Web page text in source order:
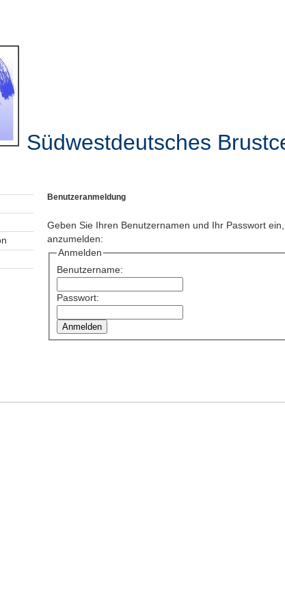
Südwestdeutsches
Benutzeranmeldung
Geben Sie Ihren Benutzernamen und Ihr Passwort
anzumelden:
Anmelden
Benutzername:
Passwort: